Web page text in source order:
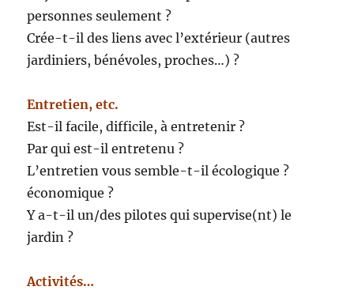
personnes seulement ?
Crée-t-il des liens avec l’extérieur (autres
jardiniers, bénévoles, proches…) ?
Entretien, etc.
Est-il facile, difficile, à entretenir ?
Par qui est-il entretenu ?
L’entretien vous semble-t-il écologique ?
économique ?
Y a-t-il un/des pilotes qui supervise(nt) le
jardin ?
Activités…